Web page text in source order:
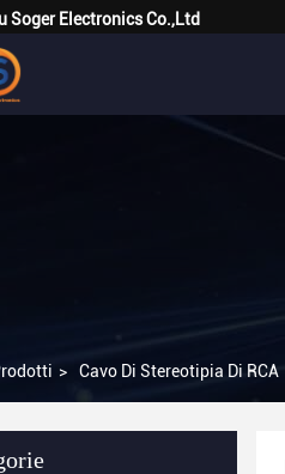
Soger Electronics Co.,Ltd
> Cavo Di Stereotipia Di RCA